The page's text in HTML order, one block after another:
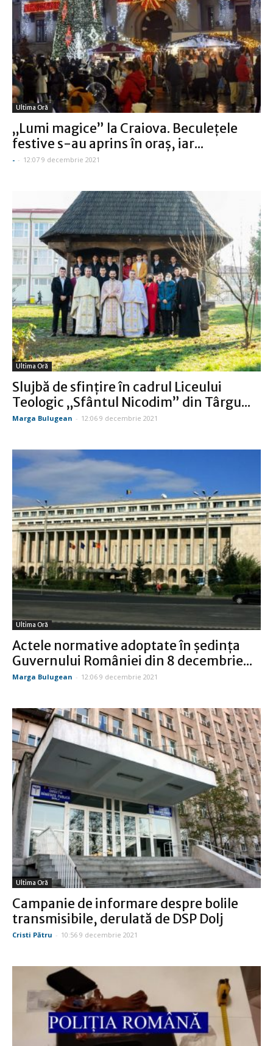
Ultima Oră
„Lumi magice” la Craiova. Beculeţele
festive s-au aprins în oraş, iar...
- - 12:07 9 decembrie 2021
Ultima Oră
Slujbă de sfinţire în cadrul Liceului
Teologic „Sfântul Nicodim” din Târgu...
Marga Bulugean - 12:06 9 decembrie 2021
Ultima Oră
Actele normative adoptate în ședința
Guvernului României din 8 decembrie...
Marga Bulugean - 12:06 9 decembrie 2021
Ultima Oră
Campanie de informare despre bolile
transmisibile, derulată de DSP Dolj
Cristi Pătru - 10:56 9 decembrie 2021